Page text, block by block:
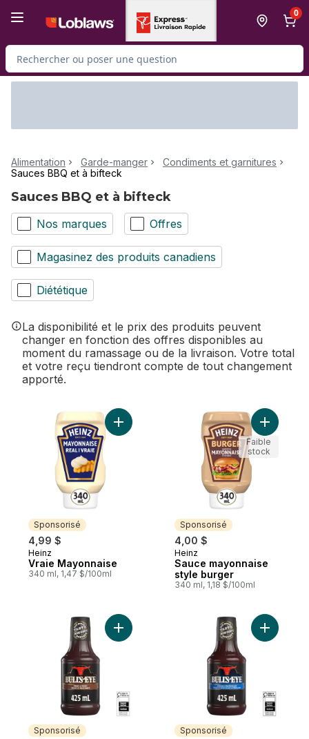
0
Rechercher des produits
Alimentation Garde-manger
Condiments et garnitures
Sauces BBQ et à bifteck
Sauces BBQ et à bifteck
Nos marques Offres
Magasinez des produits canadiens
Diététique
La disponibilité et le prix des produits peuvent
changer en fonction des offres disponibles au
moment du ramassage ou de la livraison. Votre total
et votre reçu tiendront compte de tout changement
apporté.
Sponsorisé
4,99 $
Sponsorisé
Heinz
Vraie Mayonnaise
340 ml, 1,47 $/100ml
Ajouter Vraie Mayonnaise au panier
Sponsorisé
4,00 $
Sponsorisé
Heinz
Sauce mayonnaise
style burger
340 ml, 1,18 $/100ml
Ajouter
Faible
stock
Sponsorisé
Ajouter Sauce barbecue douce et
Sponsorisé
Ajouter